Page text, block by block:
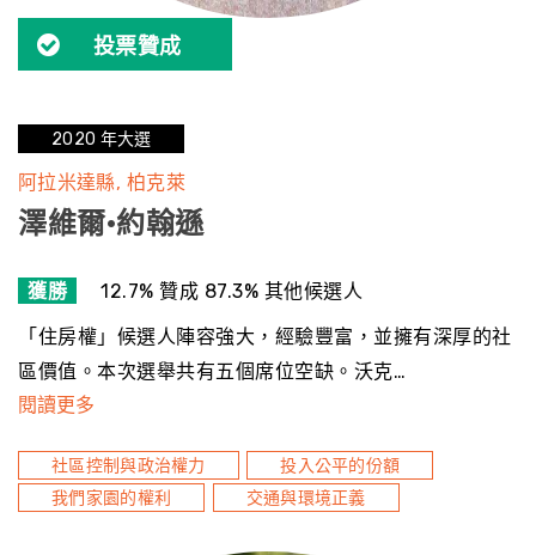
投票贊成
2020 年大選
阿拉米達縣 柏克萊
澤維爾·約翰遜
獲勝 12.7% 贊成 87.3% 其他候選人
「住房權」候選人陣容強大，經驗豐富，並擁有深厚的社
區價值。本次選舉共有五個席位空缺。沃克…
閱讀更多
社區控制與政治權力
投入公平的份額
我們家園的權利
交通與環境正義